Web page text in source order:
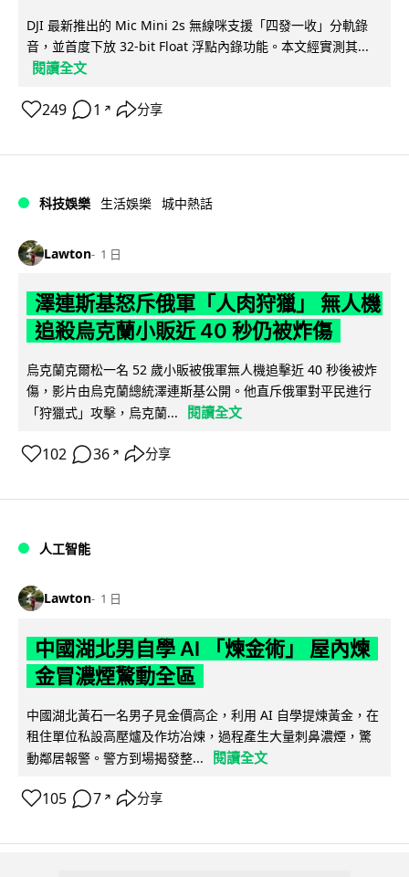
DJI 最新推出的 Mic Mini 2s 無線咪支援「四發一收」分軌錄
音，並首度下放 32-bit Float 浮點內錄功能。本文經實測其...
閱讀全文
249 1 ↗ 分享
科技娛樂 生活娛樂 城中熱話
Lawton 1 日
澤連斯基怒斥俄軍「人肉狩獵」 無人機
追殺烏克蘭小販近 40 秒仍被炸傷
烏克蘭克爾松一名 52 歲小販被俄軍無人機追擊近 40 秒後被炸
傷，影片由烏克蘭總統澤連斯基公開。他直斥俄軍對平民進行
「狩獵式」攻擊，烏克蘭...
閱讀全文
102 36 ↗ 分享
人工智能
Lawton 1 日
中國湖北男自學 AI 「煉金術」 屋內煉
金冒濃煙驚動全區
中國湖北黃石一名男子見金價高企，利用 AI 自學提煉黃金，在
租住單位私設高壓爐及作坊冶煉，過程產生大量刺鼻濃煙，驚
動鄰居報警。警方到場揭發整...
閱讀全文
105 7 ↗ 分享